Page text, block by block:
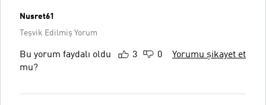
Nusret61
Teşvik Edilmiş Yorum
Bu yorum faydalı oldu
mu?
3 0 Yorumu şikayet et